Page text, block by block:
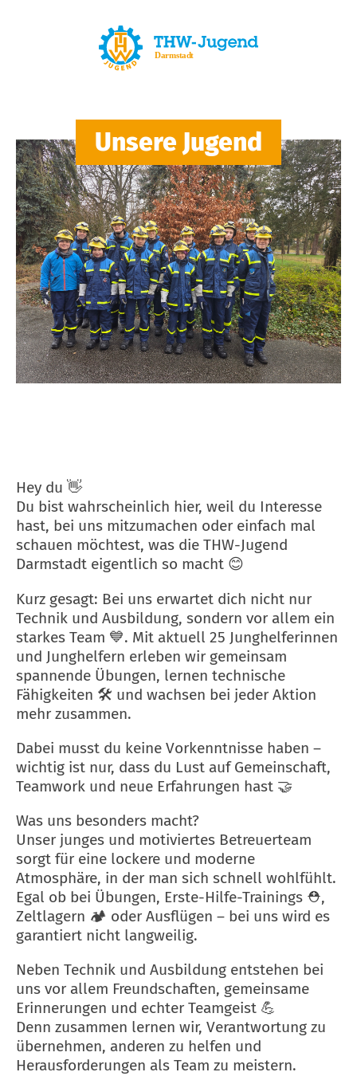
Unsere Jugend
Hey du 👋
Du bist wahrscheinlich hier, weil du Interesse
hast, bei uns mitzumachen oder einfach mal
schauen möchtest, was die THW-Jugend
Darmstadt eigentlich so macht 😊
Kurz gesagt: Bei uns erwartet dich nicht nur
Technik und Ausbildung, sondern vor allem ein
starkes Team 💙. Mit aktuell 25 Junghelferinnen
und Junghelfern erleben wir gemeinsam
spannende Übungen, lernen technische
Fähigkeiten 🛠️ und wachsen bei jeder Aktion
mehr zusammen.
Dabei musst du keine Vorkenntnisse haben –
wichtig ist nur, dass du Lust auf Gemeinschaft,
Teamwork und neue Erfahrungen hast 🤝
Was uns besonders macht?
Unser junges und motiviertes Betreuerteam
sorgt für eine lockere und moderne
Atmosphäre, in der man sich schnell wohlfühlt.
Egal ob bei Übungen, Erste-Hilfe-Trainings ⛑️,
Zeltlagern 🏕️ oder Ausflügen – bei uns wird es
garantiert nicht langweilig.
Neben Technik und Ausbildung entstehen bei
uns vor allem Freundschaften, gemeinsame
Erinnerungen und echter Teamgeist 💪
Denn zusammen lernen wir, Verantwortung zu
übernehmen, anderen zu helfen und
Herausforderungen als Team zu meistern.